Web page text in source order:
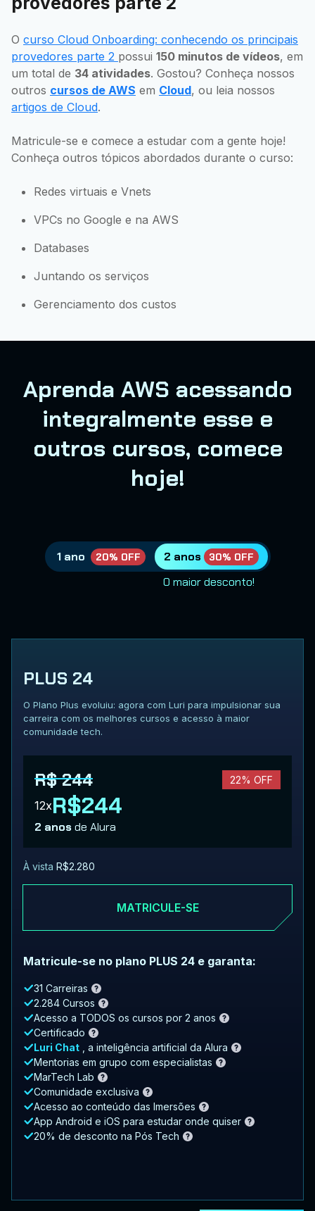
O curso Cloud Onboarding: conhecendo os principais
provedores parte 2 possui 150 minutos de vídeos, em
um total de 34 atividades. Gostou? Conheça nossos
outros cursos de AWS em Cloud, ou leia nossos
artigos de Cloud.
Matricule-se e comece a estudar com a gente hoje!
Conheça outros tópicos abordados durante o curso:
Redes virtuais e Vnets
VPCs no Google e na AWS
Databases
Juntando os serviços
Gerenciamento dos custos
Aprenda AWS acessando
integralmente esse e
outros cursos, comece
hoje!
1 ano 20% OFF 2 anos 30% OFF
O maior desconto!
PLUS 24
O Plano Plus evoluiu: agora com Luri para impulsionar sua
carreira com os melhores cursos e acesso à maior
comunidade tech.
R$ 244 22% OFF
12xR$244
2 anosde Alura
À vista R$2.280
MATRICULE-SE
Matricule-se no plano PLUS 24 e garanta:
31 Carreiras
2.284 Cursos
Acesso a TODOS os cursos por 2 anos
Certificado
Luri Chat
, a inteligência artificial da Alura
Mentorias em grupo com especialistas
MarTech Lab
Comunidade exclusiva
Acesso ao conteúdo das Imersões
App Android e iOS para estudar onde quiser
20% de desconto na Pós Tech